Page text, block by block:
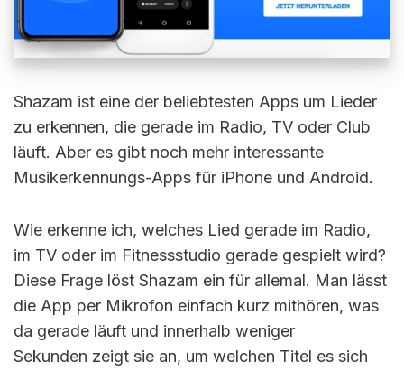
Shazam ist eine der beliebtesten Apps um Lieder
zu erkennen, die gerade im Radio, TV oder Club
läuft. Aber es gibt noch mehr interessante
Musikerkennungs-Apps für iPhone und Android.
Wie erkenne ich, welches Lied gerade im Radio,
im TV oder im Fitnessstudio gerade gespielt wird?
Diese Frage löst Shazam ein für allemal. Man lässt
die App per Mikrofon einfach kurz mithören, was
da gerade läuft und innerhalb weniger
Sekunden zeigt sie an, um welchen Titel es sich